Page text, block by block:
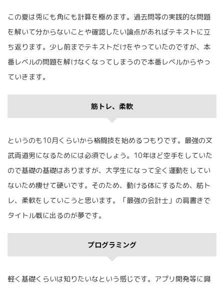
この夏は兎にも角にも計算を極めます。過去問等の実践的な問題
を解いて分からないことや確認したい論点があればテキストに立
ち返ります。少し前までテキストだけをやっていたのですが、本
番レベルの問題を解けなくなってしまうので本番レベルからやっ
ていきます。
筋トレ、柔軟
というのも10月くらいから格闘技を始めるつもりです。最強の文
武両道男になるためには必須でしょう。10年ほど空手をしていた
ので基礎の基礎はありますが、大学生になって全く運動をしてい
ないため痩せて硬いです。そのため、動ける体にするため、筋ト
レ、柔軟をしていこうと思います。「最強の会計士」の肩書きで
タイトル戦に出るのが夢です。
プログラミング
軽く基礎くらいは知りたいなという感じです。アプリ開発等に興